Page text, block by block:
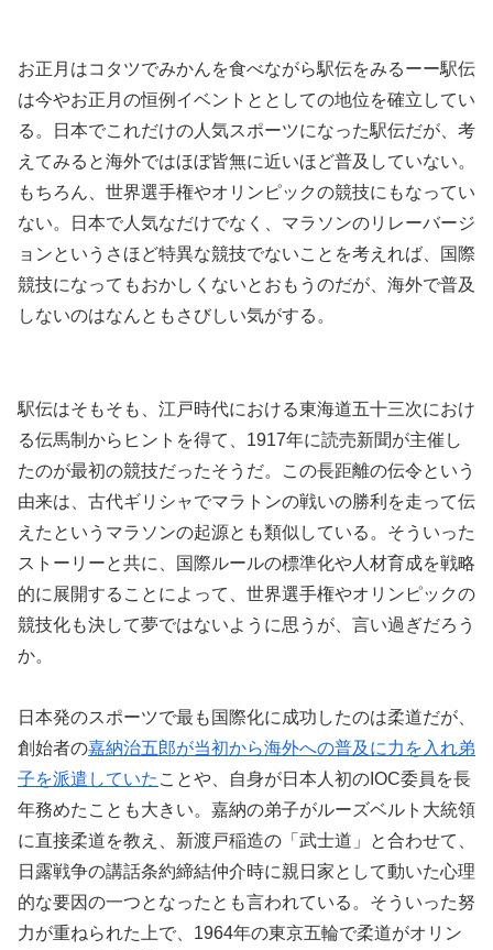
お正月はコタツでみかんを食べながら駅伝をみるーー駅伝
は今やお正月の恒例イベントととしての地位を確立してい
る。日本でこれだけの人気スポーツになった駅伝だが、考
えてみると海外ではほぼ皆無に近いほど普及していない。
もちろん、世界選手権やオリンピックの競技にもなってい
ない。日本で人気なだけでなく、マラソンのリレーバージ
ョンというさほど特異な競技でないことを考えれば、国際
競技になってもおかしくないとおもうのだが、海外で普及
しないのはなんともさびしい気がする。
駅伝はそもそも、江戸時代における東海道五十三次におけ
る伝馬制からヒントを得て、1917年に読売新聞が主催し
たのが最初の競技だったそうだ。この長距離の伝令という
由来は、古代ギリシャでマラトンの戦いの勝利を走って伝
えたというマラソンの起源とも類似している。そういった
ストーリーと共に、国際ルールの標準化や人材育成を戦略
的に展開することによって、世界選手権やオリンピックの
競技化も決して夢ではないように思うが、言い過ぎだろう
か。
日本発のスポーツで最も国際化に成功したのは柔道だが、
創始者の嘉納治五郎が当初から海外への普及に力を入れ弟
子を派遣していた ことや、自身が日本人初のIOC委員を長
年務めたことも大きい。嘉納の弟子がルーズベルト大統領
に直接柔道を教え、新渡戸稲造の「武士道」と合わせて、
日露戦争の講話条約締結仲介時に親日家として動いた心理
的な要因の一つとなったとも言われている。そういった努
力が重ねられた上で、1964年の東京五輪で柔道がオリン